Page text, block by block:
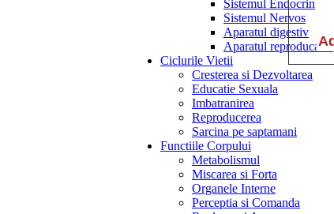
Sistemul Endocrin
Sistemul Nervos
Aparatul digestiv
Aparatul reproducator
Ciclurile Vietii
Cresterea si Dezvoltarea
Educatie Sexuala
Imbatranirea
Reproducerea
Sarcina pe saptamani
Functiile Corpului
Metabolismul
Miscarea si Forta
Organele Interne
Perceptia si Comanda